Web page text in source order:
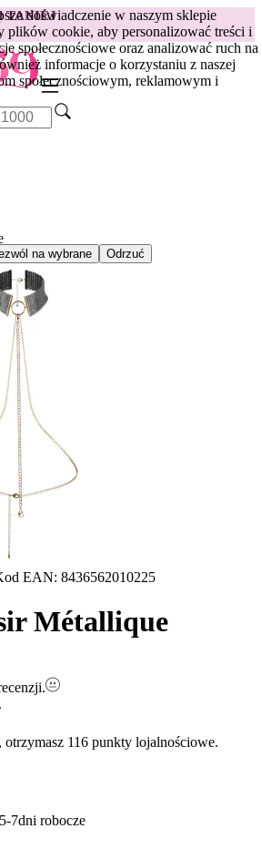
doświadczenie w naszym sklepie
plików cookie, aby personalizować treści i
społecznościowe oraz analizować ruch na
informacje o korzystaniu z naszej
społecznościowym, reklamowym i
na wybrane Odrzuć
TANIEJ
EAN: 8436562010225
Métallique
otrzymasz 116 punkty lojalnościowe.
5-7dni robocze